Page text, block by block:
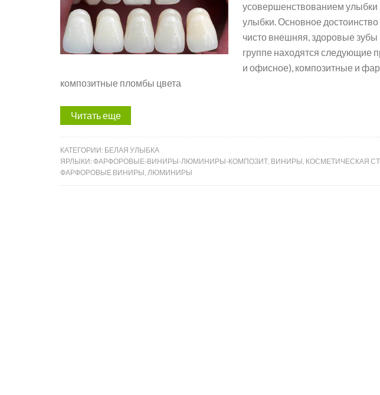
усовершенствованием улыбки
улыбки. Основное
чисто внешняя, здоровые
группе находятся следующие
и офисное), композитные и
композитные пломбы цвета
Читать еще
КАТЕГОРИИ: БЕЛАЯ УЛЫБКА
ЯРЛЫКИ: ФАРФОРОВЫЕ-ВИНИРЫ-ЛЮМИНИРЫ-КОМПОЗИТ, ВИНИРЫ, КОСМЕТИЧЕСКАЯ
ФАРФОРОВЫЕ ВИНИРЫ, ЛЮМИНИРЫ